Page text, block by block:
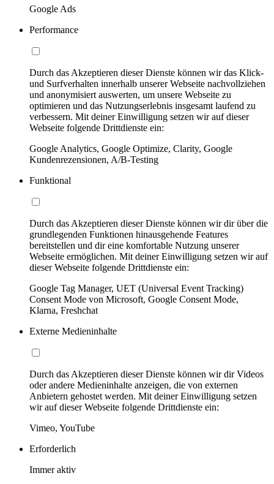
Google Ads
Performance
Durch das Akzeptieren dieser Dienste können wir das Klick-
und Surfverhalten innerhalb unserer Webseite nachvollziehen
und anonymisiert auswerten, um unsere Webseite zu
optimieren und das Nutzungserlebnis insgesamt laufend zu
verbessern. Mit deiner Einwilligung setzen wir auf dieser
Webseite folgende Drittdienste ein:
Google Analytics, Google Optimize, Clarity, Google
Kundenrezensionen, A/B-Testing
Funktional
Durch das Akzeptieren dieser Dienste können wir dir über die
grundlegenden Funktionen hinausgehende Features
bereitstellen und dir eine komfortable Nutzung unserer
Webseite ermöglichen. Mit deiner Einwilligung setzen wir auf
dieser Webseite folgende Drittdienste ein:
Google Tag Manager, UET (Universal Event Tracking)
Consent Mode von Microsoft, Google Consent Mode,
Klarna, Freshchat
Externe Medieninhalte
Durch das Akzeptieren dieser Dienste können wir dir Videos
oder andere Medieninhalte anzeigen, die von externen
Anbietern gehostet werden. Mit deiner Einwilligung setzen
wir auf dieser Webseite folgende Drittdienste ein:
Vimeo, YouTube
Erforderlich
Immer aktiv